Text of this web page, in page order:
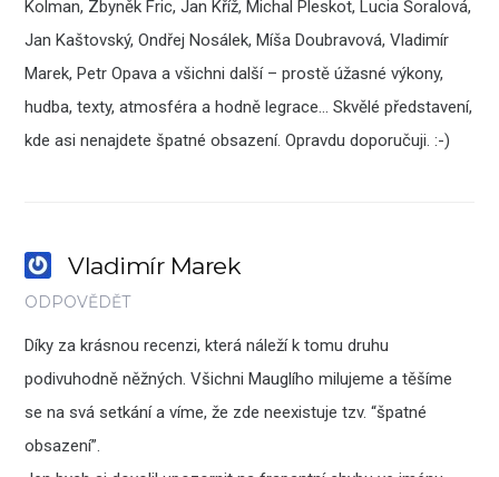
Kolman, Zbyněk Fric, Jan Kříž, Michal Pleskot, Lucia Šoralová,
Jan Kaštovský, Ondřej Nosálek, Míša Doubravová, Vladimír
Marek, Petr Opava a všichni další – prostě úžasné výkony,
hudba, texty, atmosféra a hodně legrace… Skvělé představení,
kde asi nenajdete špatné obsazení. Opravdu doporučuji. :-)
Vladimír Marek
ODPOVĚDĚT
Díky za krásnou recenzi, která náleží k tomu druhu
podivuhodně něžných. Všichni Mauglího milujeme a těšíme
se na svá setkání a víme, že zde neexistuje tzv. “špatné
obsazení”.